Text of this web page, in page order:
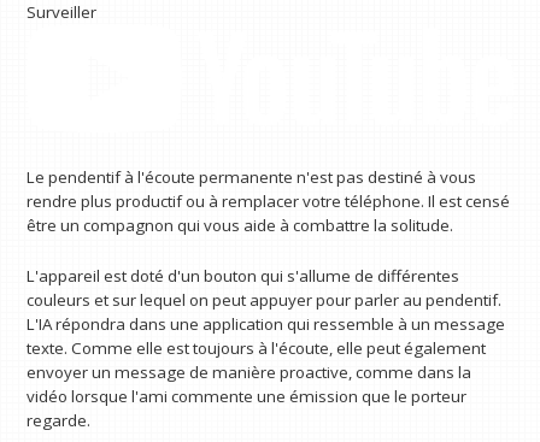
Surveiller
Le pendentif à l'écoute permanente n'est pas destiné à vous
rendre plus productif ou à remplacer votre téléphone. Il est censé
être un compagnon qui vous aide à combattre la solitude.
L'appareil est doté d'un bouton qui s'allume de différentes
couleurs et sur lequel on peut appuyer pour parler au pendentif.
L'IA répondra dans une application qui ressemble à un message
texte. Comme elle est toujours à l'écoute, elle peut également
envoyer un message de manière proactive, comme dans la
vidéo lorsque l'ami commente une émission que le porteur
regarde.